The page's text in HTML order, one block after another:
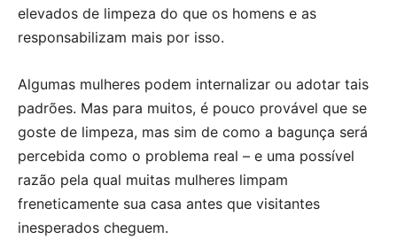
elevados de limpeza do que os homens e as
responsabilizam mais por isso.
Algumas mulheres podem internalizar ou adotar tais
padrões. Mas para muitos, é pouco provável que se
goste de limpeza, mas sim de como a bagunça será
percebida como o problema real – e uma possível
razão pela qual muitas mulheres limpam
freneticamente sua casa antes que visitantes
inesperados cheguem.